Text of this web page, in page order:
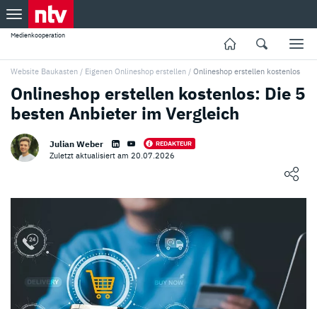
Medienkooperation
Website Baukasten / Eigenen Onlineshop erstellen / Onlineshop erstellen kostenlos
Onlineshop erstellen kostenlos: Die 5
besten Anbieter im Vergleich
Julian Weber REDAKTEUR
Zuletzt aktualisiert am 20.07.2026